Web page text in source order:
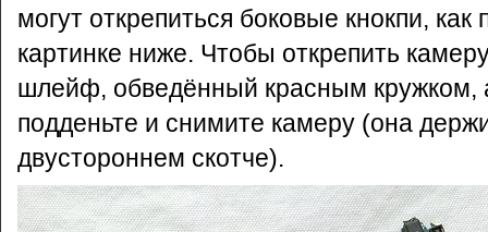
могут открепиться боковые кнокпи, как
картинке ниже. Чтобы открепить
шлейф, обведённый красным кружком,
подденьте и снимите камеру (она
двустороннем скотче).